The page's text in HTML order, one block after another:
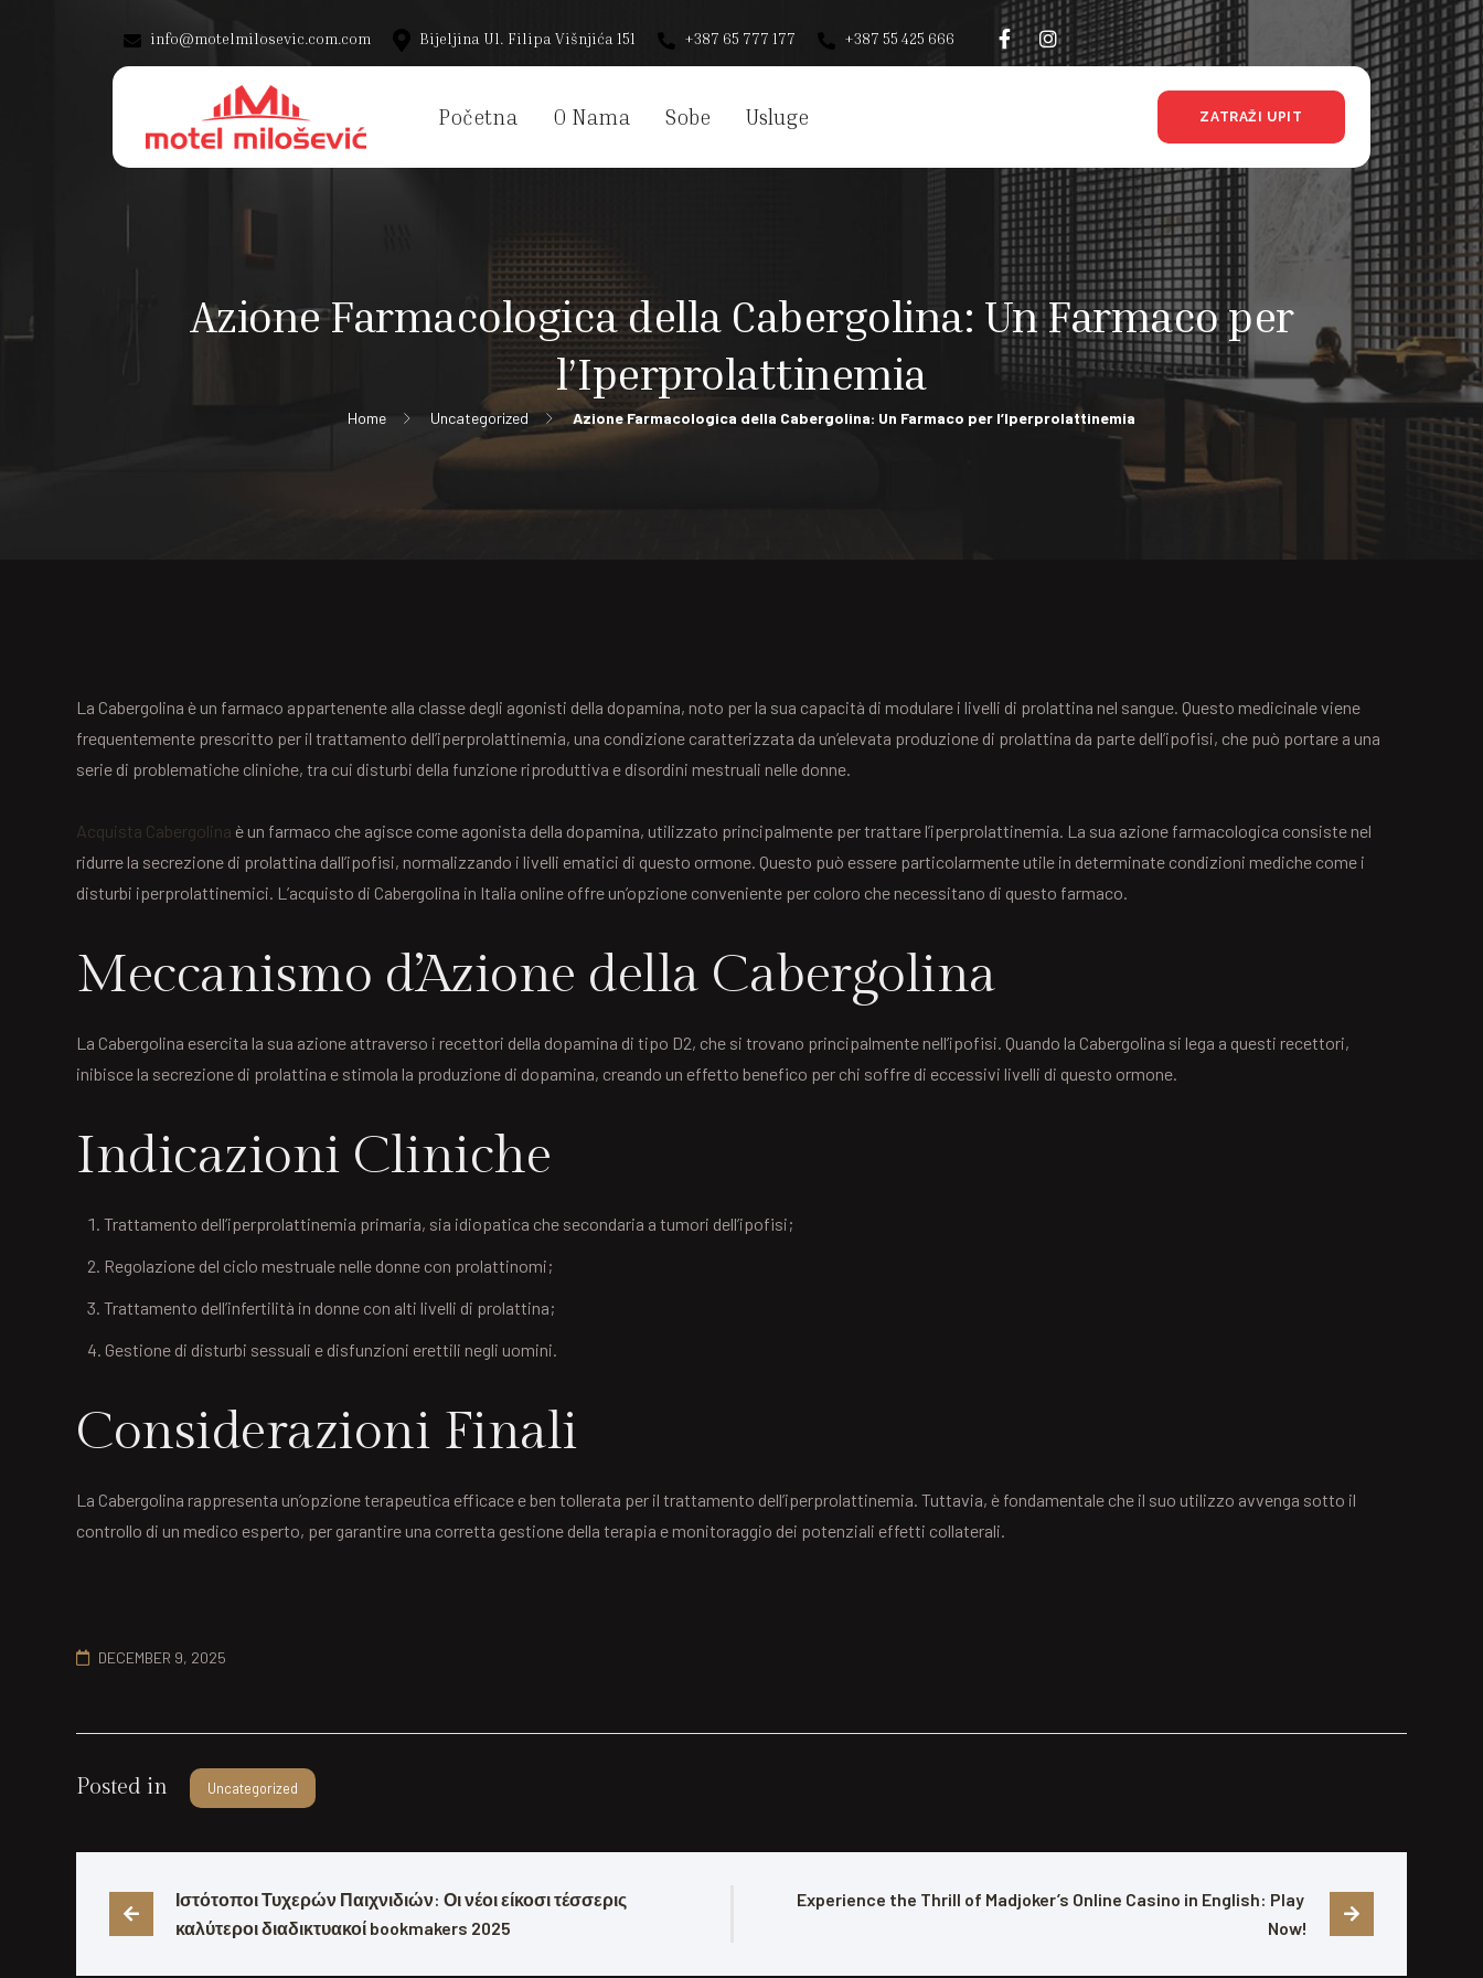
info@motelmilosevic.com.com Bijeljina Ul. Filipa Višnjića 151 +387 65 777 177 +387 55 425 666
Početna O Nama Sobe Usluge ZATRAŽI UPIT
Azione Farmacologica della Cabergolina: Un Farmaco per
l’Iperprolattinemia
Home Uncategorized Azione Farmacologica della Cabergolina: Un Farmaco per l’Iperprolattinemia
La Cabergolina è un farmaco appartenente alla classe degli agonisti della dopamina, noto per la sua capacità di modulare i livelli di prolattina nel sangue. Questo medicinale viene
frequentemente prescritto per il trattamento dell’iperprolattinemia, una condizione caratterizzata da un’elevata produzione di prolattina da parte dell’ipofisi, che può portare a una
serie di problematiche cliniche, tra cui disturbi della funzione riproduttiva e disordini mestruali nelle donne.
Acquista Cabergolina è un farmaco che agisce come agonista della dopamina, utilizzato principalmente per trattare l’iperprolattinemia. La sua azione farmacologica consiste nel
ridurre la secrezione di prolattina dall’ipofisi, normalizzando i livelli ematici di questo ormone. Questo può essere particolarmente utile in determinate condizioni mediche come i
disturbi iperprolattinemici. L’acquisto di Cabergolina in Italia online offre un’opzione conveniente per coloro che necessitano di questo farmaco.
Meccanismo d’Azione della Cabergolina
La Cabergolina esercita la sua azione attraverso i recettori della dopamina di tipo D2, che si trovano principalmente nell’ipofisi. Quando la Cabergolina si lega a questi recettori,
inibisce la secrezione di prolattina e stimola la produzione di dopamina, creando un effetto benefico per chi soffre di eccessivi livelli di questo ormone.
Indicazioni Cliniche
Trattamento dell’iperprolattinemia primaria, sia idiopatica che secondaria a tumori dell’ipofisi;
Regolazione del ciclo mestruale nelle donne con prolattinomi;
Trattamento dell’infertilità in donne con alti livelli di prolattina;
Gestione di disturbi sessuali e disfunzioni erettili negli uomini.
Considerazioni Finali
La Cabergolina rappresenta un’opzione terapeutica efficace e ben tollerata per il trattamento dell’iperprolattinemia. Tuttavia, è fondamentale che il suo utilizzo avvenga sotto il
controllo di un medico esperto, per garantire una corretta gestione della terapia e monitoraggio dei potenziali effetti collaterali.
DECEMBER 9, 2025
Posted in Uncategorized
Ιστότοποι Τυχερών Παιχνιδιών: Οι νέοι είκοσι τέσσερις
καλύτεροι διαδικτυακοί bookmakers 2025
Experience the Thrill of Madjoker’s Online Casino in English: Play
Now!